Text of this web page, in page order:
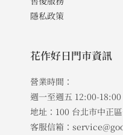
隱私政策
花作好日門市資訊
營業時間：
週一至週五 12:00-18:00
地址：100 台北市中正
客服信箱：